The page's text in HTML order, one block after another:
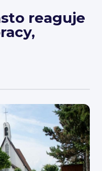
reaguje